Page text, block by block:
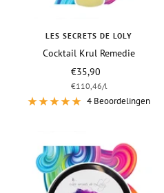
LES SECRETS DE LOLY
Cocktail Krul Remedie
Vraagprijs
€35,90
€110,46/l
4 Beoordelingen